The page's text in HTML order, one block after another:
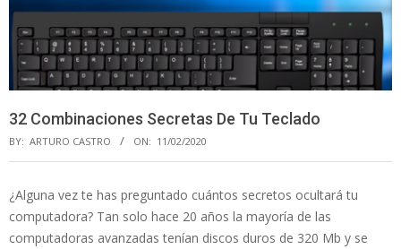
32 Combinaciones Secretas De Tu Teclado
BY: ARTURO CASTRO ON: 11/02/2020
¿Alguna vez te has preguntado cuántos secretos ocultará tu
computadora? Tan solo hace 20 años la mayoría de las
computadoras avanzadas tenían discos duros de 320 Mb y se